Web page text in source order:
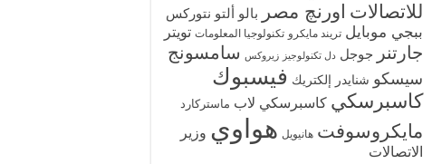
للاتصالات اورنچ مصر بالو ألتو نتوركس
ببجي موبايل تريند مايكرو تكنولوجيا المعلومات تويتر
جارتنر جوجل دل تكنولوجيز زيروكس سامسونج
سيسكو شنايدر إلكتريك فيسبوك
كاسبرسكي كاسبرسكي لاب ماستركارد
مايكروسوفت هانيويل هواوي وزير
الاتصالات